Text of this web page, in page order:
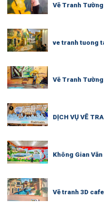
Vẽ Tranh
ve tranh tuong
Vẽ Tranh
DỊCH VỤ VẼ
Không Gian
Vẽ tranh 3D